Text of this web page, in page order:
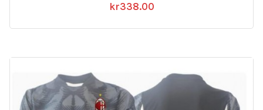
kr338.00